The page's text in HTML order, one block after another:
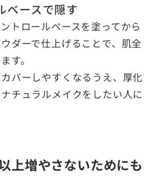
ベースで隠す
トロールベースを塗ってから
ダーで仕上げることで、肌全
す。
バーしやすくなるうえ、厚化
チュラルメイクをしたい人に
上増やさないためにも